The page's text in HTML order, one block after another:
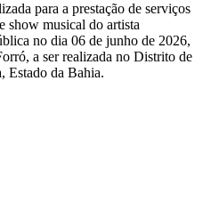
para a prestação de serviços
show musical do artista
no dia 06 de junho de 2026,
a ser realizada no Distrito de
Estado da Bahia.